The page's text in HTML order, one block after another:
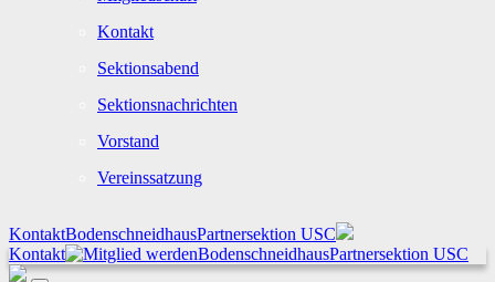
Kontakt
Sektionsabend
Sektionsnachrichten
Vorstand
Vereinssatzung
KontaktBodenschneidhausPartnersektion USC
Kontakt
BodenschneidhausPartnersektion USC